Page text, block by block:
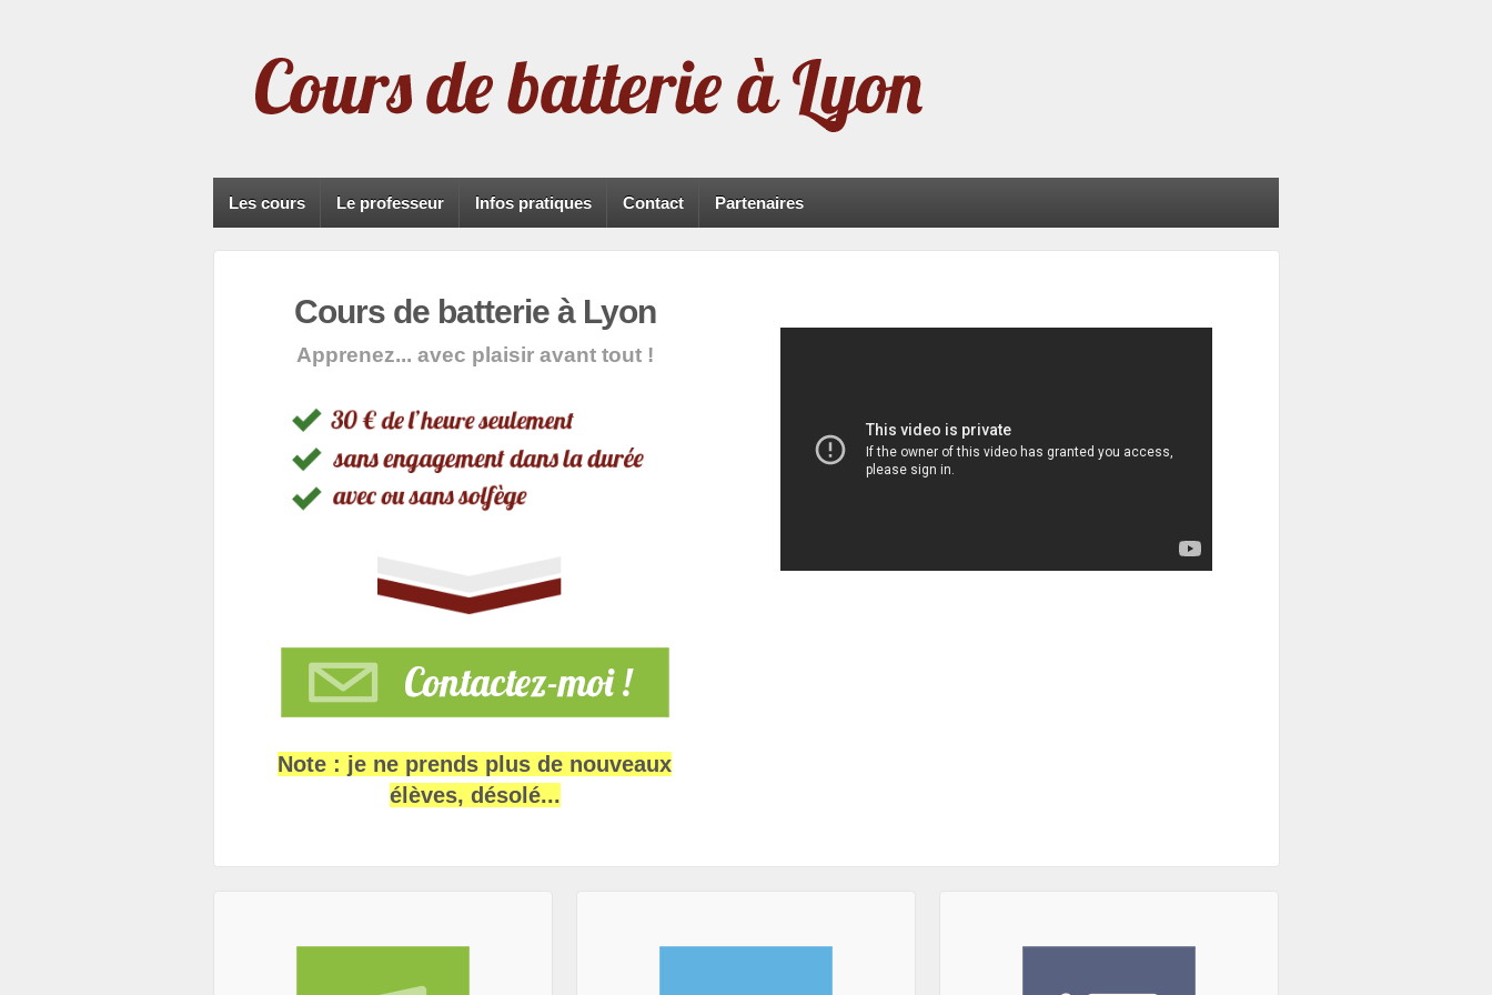
Les cours Le professeur Infos pratiques Contact Partenaires
Cours de batterie à Lyon
Apprenez... avec plaisir avant tout !
Note : je ne prends plus de nouveaux
élèves, désolé...